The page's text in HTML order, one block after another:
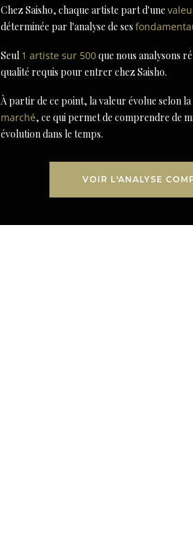
Chez Saisho, chaque artiste part d'une
déterminée par l'analyse de ses
Seul 1 artiste sur 500que nous analysons
qualité requis pour entrer chez Saisho.
À partir de ce point, la valeur évolue selon la
marché, ce qui permet de comprendre de
évolution dans le temps.
VOIR L'ANALYSE